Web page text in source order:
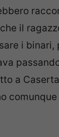
il
i binari,
a